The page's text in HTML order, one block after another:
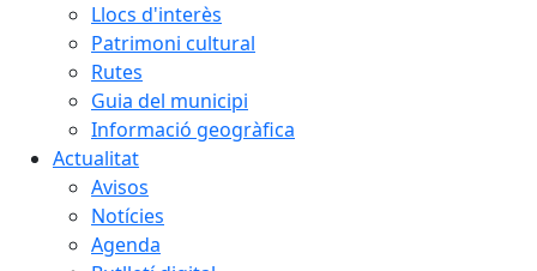
Llocs d'interès
Patrimoni cultural
Rutes
Guia del municipi
Informació geogràfica
Actualitat
Avisos
Notícies
Agenda